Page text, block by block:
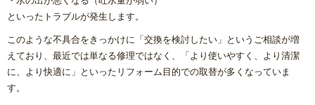
内装リフォーム
バリアフリーリフォーム
熱中症対策リフォームの基礎知識｜住宅・倉庫・施設での暑
といったトラブルが発生します。
このような不具合をきっかけに「交換を検討したい」というご相談が増
えており、最近では単なる修理ではなく、「より使いやすく、より清潔
に、より快適に」といったリフォーム目的での取替が多くなっていま
す。